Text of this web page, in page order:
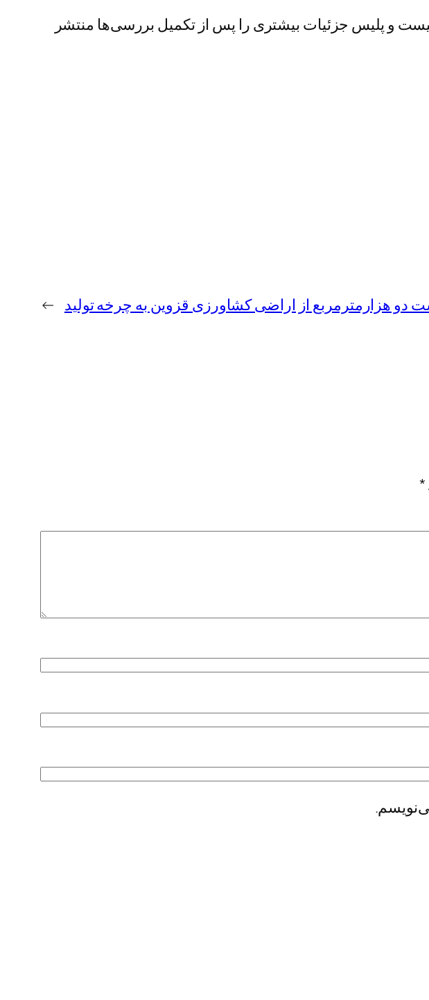
و پلیس جزئیات بیشتری را پس از تکمیل بررسی‌ها منتشر
دو هزارمترمربع از اراضی کشاورزی قزوین به چرخه تولید →
*